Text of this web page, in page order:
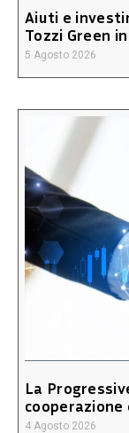
Aiuti e
Tozzi Green
5 Agosto 2026
La
cooperazione
4 Agosto 2026